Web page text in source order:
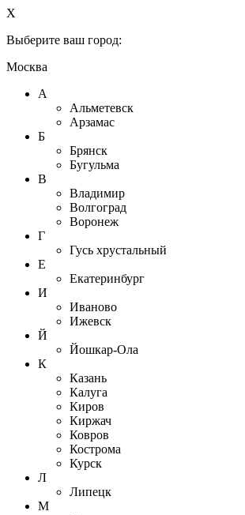
X
Выберите ваш город:
Москва
А
Альметевск
Арзамас
Б
Брянск
Бугульма
В
Владимир
Волгоград
Воронеж
Г
Гусь хрустальный
Е
Екатеринбург
И
Иваново
Ижевск
Й
Йошкар-Ола
К
Казань
Калуга
Киров
Киржач
Ковров
Кострома
Курск
Л
Липецк
М